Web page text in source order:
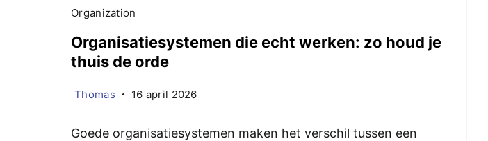
Organization
Organisatiesystemen die echt werken: zo houd je
thuis de orde
Thomas 16 april 2026
Goede organisatiesystemen maken het verschil tussen een